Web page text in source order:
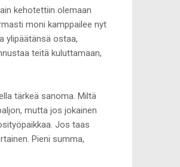
kehotettiin olemaan
moni kamppailee nyt
ylipäätänsä ostaa,
teitä kuluttamaan,
tärkeä sanoma. Miltä
mutta jos jokainen
Jos taas
Pieni summa,